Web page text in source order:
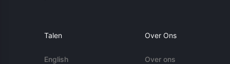
Talen
English
Over Ons
Over ons